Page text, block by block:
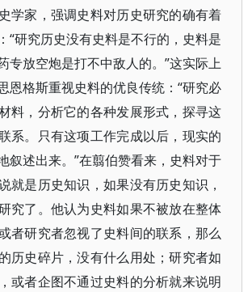
学家，强调史料对历史研究的确有着
“研究历史没有史料是不行的，史料是
专放空炮是打不中敌人的。”这实际上
恩格斯重视史料的优良传统：“研究必
料，分析它的各种发展形式，探寻这
系。只有这项工作完成以后，现实的
叙述出来。”在翦伯赞看来，史料对于
就是历史知识，如果没有历史知识，
究了。他认为史料如果不被放在整体
者研究者忽视了史料间的联系，那么
历史碎片，没有什么用处；研究者如
或者企图不通过史料的分析就来说明